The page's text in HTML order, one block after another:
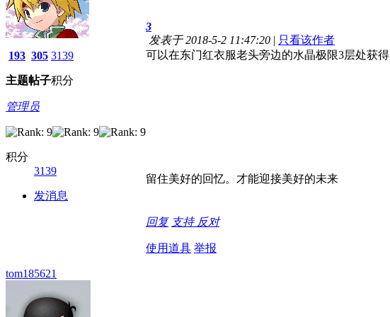
193
主题
305
帖子
3139
积分
管理员
积分
3139
发消息
3
发表于 2018-5-2 11:47:20 | 只看该作者
可以在东门红衣服老头旁边的水晶极限3层处获得
留住美好的回忆。才能迎接美好的未来
回复 支持 反对
使用道具 举报
tom185621